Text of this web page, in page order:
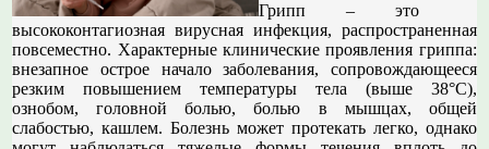
Грипп – это
высококонтагиозная вирусная инфекция, распространенная
повсеместно. Характерные клинические проявления гриппа:
внезапное острое начало заболевания, сопровождающееся
резким повышением температуры тела (выше 38°С),
ознобом, головной болью, болью в мышцах, общей
слабостью, кашлем. Болезнь может протекать легко, однако